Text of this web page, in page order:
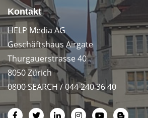
Kontakt
HELP Media AG
Geschäftshaus Airgate
Thurgauerstrasse 40
8050 Zürich
0800 SEARCH / 044 240 36 40